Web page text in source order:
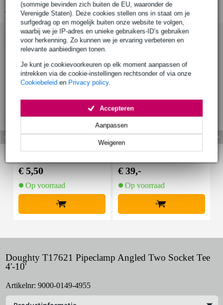
(sommige bevinden zich buiten de EU, waaronder de
Verenigde Staten). Deze cookies stellen ons in staat om je
surfgedrag op en mogelijk buiten onze website te volgen,
waarbij we je IP-adres en unieke gebruikers-ID’s gebruiken
voor herkenning. Zo kunnen we je ervaring verbeteren en
relevante aanbiedingen tonen.
Je kunt je cookievoorkeuren op elk moment aanpassen of
intrekken via de cookie-instellingen rechtsonder of via onze
Cookiebeleid en Privacy policy.
Weigeren
Aanpassen
Accepteren
Bekijk alle productspecificaties
Accessoires (9)
mal zwart (10 stuks)
€ 5,50
Op voorraad
+
Innox IVA 01 LS Kit he
€ 39,-
Op voorraad
+
Doughty T17621 Pipeclamp Angled Two Socket Tee
4'-10'
Artikelnr: 9000-0149-4955